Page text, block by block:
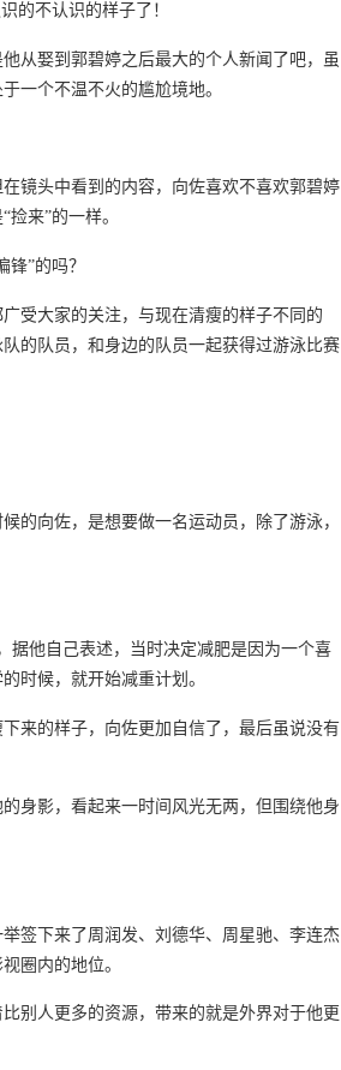
的不认识的样子了！
从娶到郭碧婷之后最大的个人新闻了吧，虽
一个不温不火的尴尬境地。
镜头中看到的内容，向佐喜欢不喜欢郭碧婷
来”的一样。
”的吗？
受大家的关注，与现在清瘦的样子不同的
的队员，和身边的队员一起获得过游泳比赛
的向佐，是想要做一名运动员，除了游泳，
据他自己表述，当时决定减肥是因为一个喜
时候，就开始减重计划。
来的样子，向佐更加自信了，最后虽说没有
身影，看起来一时间风光无两，但围绕他身
签下来了周润发、刘德华、周星驰、李连杰
圈内的地位。
别人更多的资源，带来的就是外界对于他更